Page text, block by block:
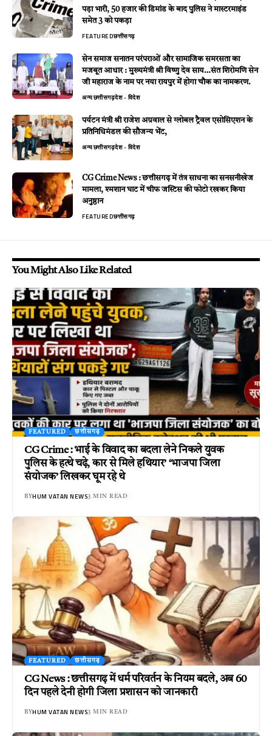
पड़ा भारी, 50 हजार की डिमांड के बाद पुलिस ने मास्टरमाइंड
समेत 3 को पकड़ा
FEATUREDछत्तीसगढ़
सेन समाज सनातन परंपराओं और सामाजिक समरसता का
मजबूत आधार : मुख्यमंत्री श्री विष्णु देव साय…संत शिरोमणि सेन
जी महाराज के नाम पर नया रायपुर में होगा चौक का नामकरण.
अन्यछत्तीसगढ़देश - विदेश
पर्यटन मंत्री श्री राजेश अग्रवाल से ग्लोबल ट्रैवल एसोसिएशन के
प्रतिनिधिमंडल की सौजन्य भेंट,
अन्यछत्तीसगढ़देश - विदेश
CG Crime News : छत्तीसगढ़ में तंत्र साधना का सनसनीखेज
मामला, श्मशान घाट में चीफ जस्टिस की फोटो रखकर किया
अनुष्ठान
FEATUREDछत्तीसगढ़
You Might Also Like Related
FEATURED छत्तीसगढ़
CG Crime : भाई के विवाद का बदला लेने निकले युवक
पुलिस के हत्थे चढ़े, कार से मिले हथियार’ ‘भाजपा जिला
संयोजक’ लिखकर घूम रहे थे
BYHUM VATAN NEWS3 MIN READ
FEATURED छत्तीसगढ़
CG News : छत्तीसगढ़ में धर्म परिवर्तन के नियम बदले, अब 60
दिन पहले देनी होगी जिला प्रशासन को जानकारी
BYHUM VATAN NEWS3 MIN READ